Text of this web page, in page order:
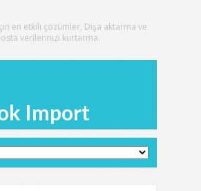
en etkili çözümler, Dışa aktarma ve
verilerinizi kurtarma.
Import